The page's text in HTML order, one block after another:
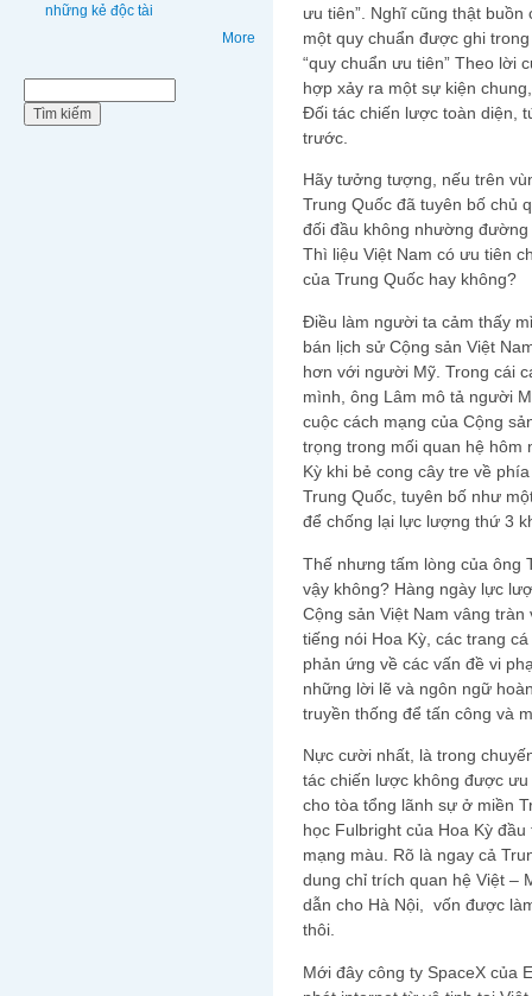
những kẻ độc tài
More
ưu tiên”. Nghĩ cũng thật
một quy chuẩn được ghi
“quy chuẩn ưu tiên” Theo lời
hợp xảy ra một sự kiện
Đối tác chiến lược toàn diện,
trước.
Hãy tưởng tượng, nếu trên
Trung Quốc đã tuyên bố chủ
đối đầu không nhường
Thì liệu Việt Nam có ưu tiên
của Trung Quốc hay không?
Điều làm người ta cảm thấy
bán lịch sử Cộng sản Việt
hơn với người Mỹ. Trong cái
mình, ông Lâm mô tả người
cuộc cách mạng của Cộng
trọng trong mối quan hệ hôm
Kỳ khi bẻ cong cây tre về
Trung Quốc, tuyên bố như
để chống lại lực lượng thứ 3
Thế nhưng tấm lòng của ông
vậy không? Hàng ngày lực
Cộng sản Việt Nam vâng
tiếng nói Hoa Kỳ, các trang
phản ứng về các vấn đề vi
những lời lẽ và ngôn ngữ
truyền thống để tấn công và
Nực cười nhất, là trong
tác chiến lược không được
cho tòa tổng lãnh sự ở miền
học Fulbright của Hoa Kỳ
mạng màu. Rõ là ngay cả
dung chỉ trích quan hệ Việt –
dẫn cho Hà Nội, vốn được
thôi.
Mới đây công ty SpaceX của